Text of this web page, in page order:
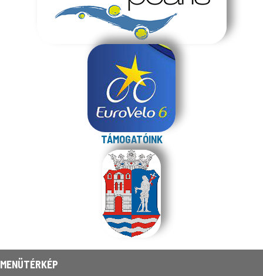
TÁMOGATÓINK
MENÜTÉRKÉP